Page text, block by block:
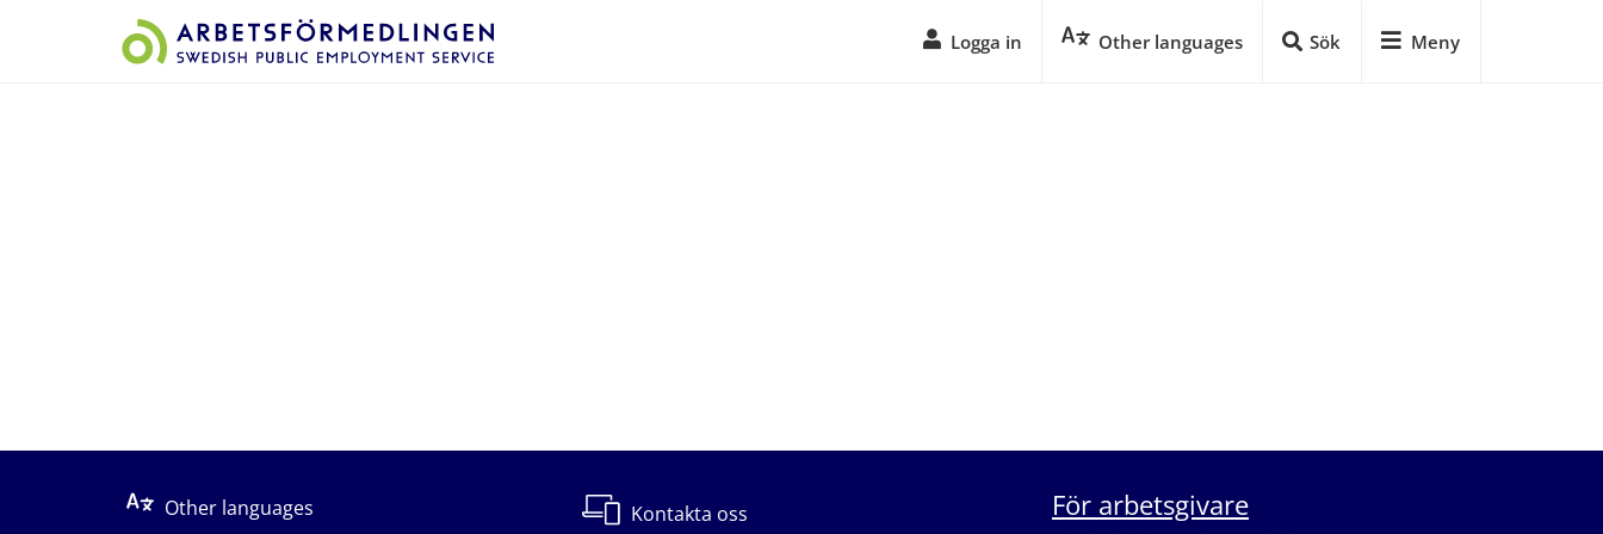
Logga in Other languages Sök Meny
Other languages
Kontakta oss För arbetsgivare